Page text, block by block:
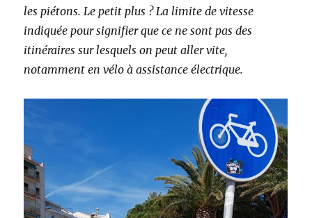
les piétons. Le petit plus ? La limite de vitesse
indiquée pour signifier que ce ne sont pas des
itinéraires sur lesquels on peut aller vite,
notamment en vélo à assistance électrique.